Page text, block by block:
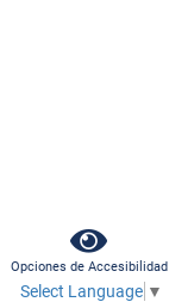
Opciones de Accesibilidad
Select Language ▼